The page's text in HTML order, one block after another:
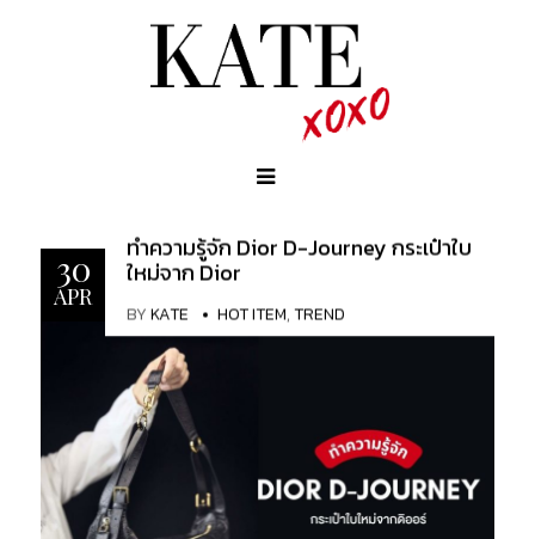
30
APR
ทำความรู้จัก Dior D-Journey กระเป๋าใบ
ใหม่จาก Dior
BYKATE HOT ITEM, TREND